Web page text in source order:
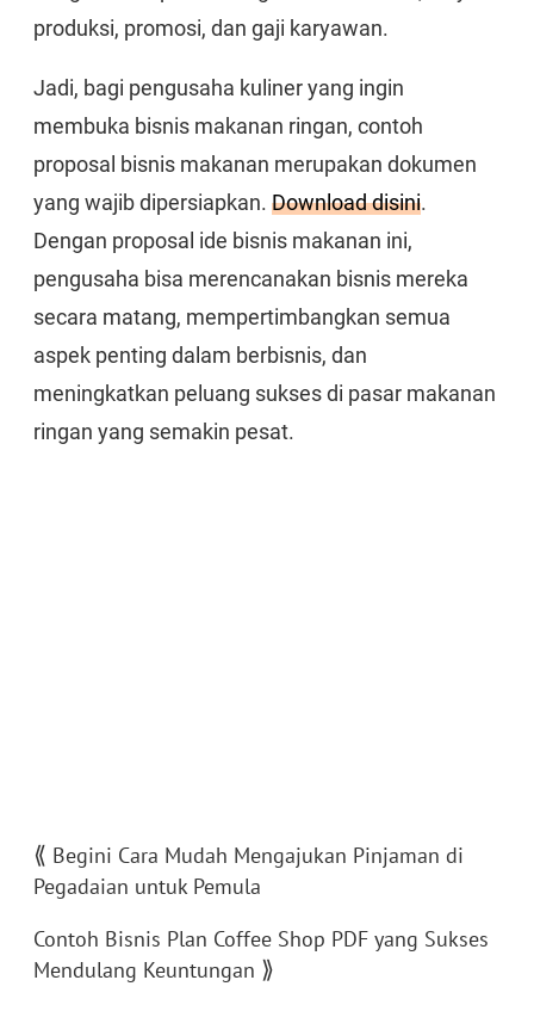
produksi, promosi, dan gaji karyawan.
Jadi, bagi pengusaha kuliner yang ingin
membuka bisnis makanan ringan, contoh
proposal bisnis makanan merupakan dokumen
yang wajib dipersiapkan. Download disini.
Dengan proposal ide bisnis makanan ini,
pengusaha bisa merencanakan bisnis mereka
secara matang, mempertimbangkan semua
aspek penting dalam berbisnis, dan
meningkatkan peluang sukses di pasar makanan
ringan yang semakin pesat.
⟪ Begini Cara Mudah Mengajukan Pinjaman di
Pegadaian untuk Pemula
Contoh Bisnis Plan Coffee Shop PDF yang Sukses
Mendulang Keuntungan ⟫